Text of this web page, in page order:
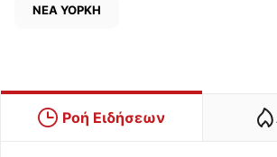
ΝΕΑ ΥΟΡΚΗ
Ροή Ειδήσεων